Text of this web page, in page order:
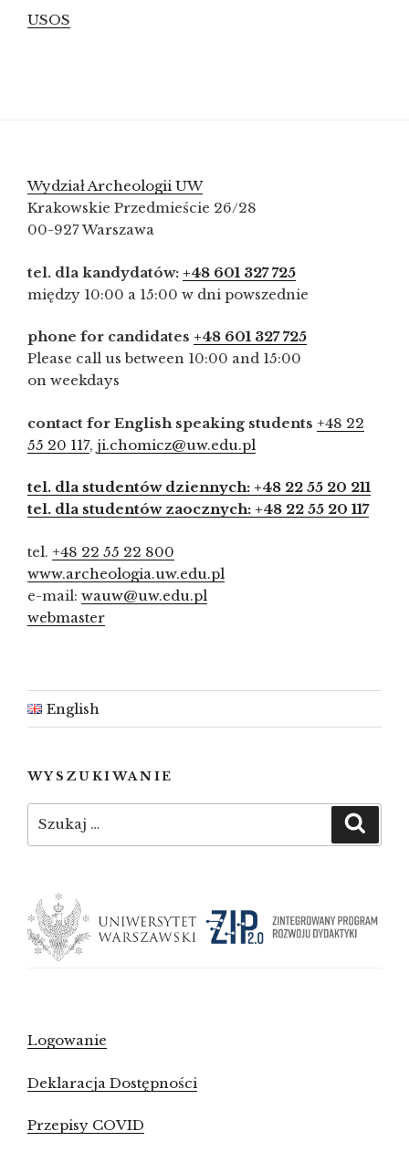
USOS
Wydział Archeologii UW
Krakowskie Przedmieście 26/28
00-927 Warszawa
tel. dla kandydatów: +48 601 327 725
między 10:00 a 15:00 w dni powszednie
phone for candidates +48 601 327 725
Please call us between 10:00 and 15:00
on weekdays
contact for English speaking students +48 22
55 20 117, ji.chomicz@uw.edu.pl
tel. dla studentów dziennych: +48 22 55 20 211
tel. dla studentów zaocznych: +48 22 55 20 117
tel. +48 22 55 22 800
www.archeologia.uw.edu.pl
e-mail: wauw@uw.edu.pl
webmaster
English
WYSZUKIWANIE
Logowanie
Deklaracja Dostępności
Przepisy COVID